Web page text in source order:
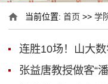
当前位置:首页 >>学
连胜10场！山大
张益唐教授做客“